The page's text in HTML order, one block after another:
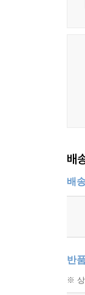
배
배
반
※ 상